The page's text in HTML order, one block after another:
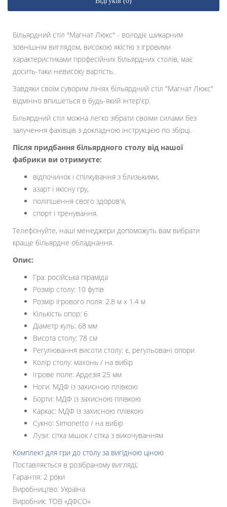
Більярдний стіл "Магнат Люкс" - володіє шикарним
зовнішнім виглядом, високою якістю з ігровими
характеристиками професійних більярдних столів, має
досить-таки невисоку вартість.
Завдяки своїм суворим лініях більярдний стіл "Магнат Люкс"
відмінно впишеться в будь-який інтер'єр.
Більярдний стіл можна легко зібрати своїми силами без
залучення фахівців з докладною інструкцією по збірці.
Після придбання більярдного столу від нашої
фабрики ви отримуєте:
відпочинок і спілкування з близькими,
азарт і якісну гру,
поліпшення свого здоров'я,
спорт і тренування.
Телефонуйте, наші менеджери допоможуть вам вибрати
краще більярдне обладнання.
Опис:
Гра: російська піраміда
Розмір столу: 10 футів
Розмір ігрового поля: 2.8 м х 1.4 м
Кількість опор: 6
Діаметр куль: 68 мм
Висота столу: 78 см
Регулювання висоти столу: є, регульовані опори
Колір столу: махонь / на вибір
Ігрове поле: Ардезія 25 мм
Ноги: МДФ із захисною плівкою
Борти: МДФ із захисною плівкою
Каркас: МДФ із захисною плівкою
Сукно: Simonetto / на вибір
Лузи: сітка мішок / сітка з викочуванням
Комплект для гри до столу за вигідною ціною
Поставляється в розібраному вигляді;
Гарантія: 2 роки
Виробництво: Україна
Виробник: ТОВ «ДФСО»